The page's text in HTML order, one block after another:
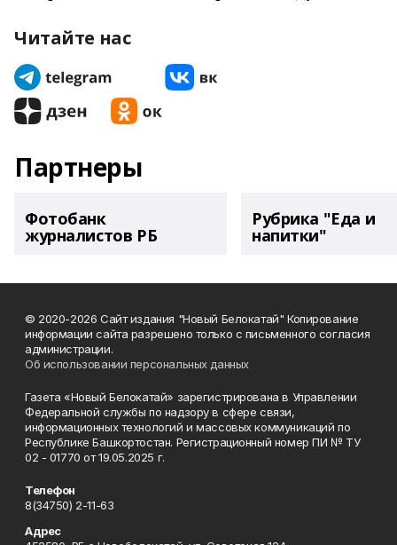
Читайте нас
Партнеры
Фотобанк
журналистов РБ
Рубрика "Еда и
напитки"
© 2020-2026 Сайт издания "Новый Белокатай" Копирование
информации сайта разрешено только с письменного согласия
администрации.
Об использовании персональных данных
Газета «Новый Белокатай» зарегистрирована в Управлении
Федеральной службы по надзору в сфере связи,
информационных технологий и массовых коммуникаций по
Республике Башкортостан. Регистрационный номер ПИ № ТУ
02 - 01770 от 19.05.2025 г.
Телефон
8(34750) 2-11-63
Адрес